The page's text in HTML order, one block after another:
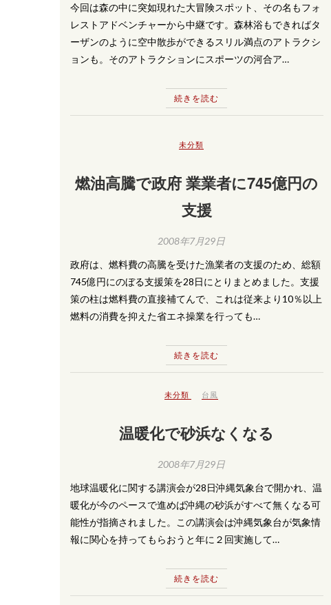
今回は森の中に突如現れた大冒険スポット、その名もフォ
レストアドベンチャーから中継です。森林浴もできればタ
ーザンのように空中散歩ができるスリル満点のアトラクシ
ョンも。そのアトラクションにスポーツの河合ア…
続きを読む
未分類
燃油高騰で政府 業業者に745億円の
支援
2008年7月29日
政府は、燃料費の高騰を受けた漁業者の支援のため、総額
745億円にのぼる支援策を28日にとりまとめました。支援
策の柱は燃料費の直接補てんで、これは従来より10％以上
燃料の消費を抑えた省エネ操業を行っても…
続きを読む
未分類 台風
温暖化で砂浜なくなる
2008年7月29日
地球温暖化に関する講演会が28日沖縄気象台で開かれ、温
暖化が今のペースで進めば沖縄の砂浜がすべて無くなる可
能性が指摘されました。この講演会は沖縄気象台が気象情
報に関心を持ってもらおうと年に２回実施して…
続きを読む